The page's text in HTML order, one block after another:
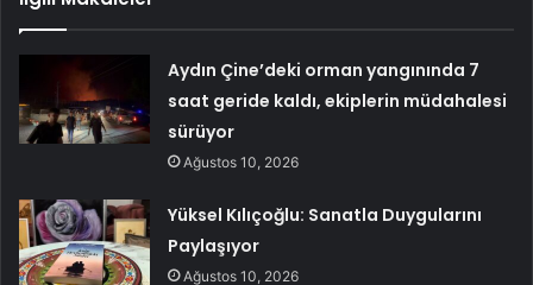
Aydın Çine’deki orman yangınında 7
saat geride kaldı, ekiplerin müdahalesi
sürüyor
Ağustos 10, 2026
Yüksel Kılıçoğlu: Sanatla Duygularını
Paylaşıyor
Ağustos 10, 2026